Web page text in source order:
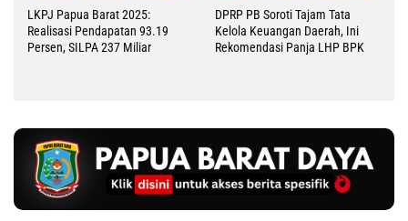
LKPJ Papua Barat 2025:
Realisasi Pendapatan 93.19
Persen, SILPA 237 Miliar
DPRP PB Soroti Tajam Tata
Kelola Keuangan Daerah, Ini
Rekomendasi Panja LHP BPK